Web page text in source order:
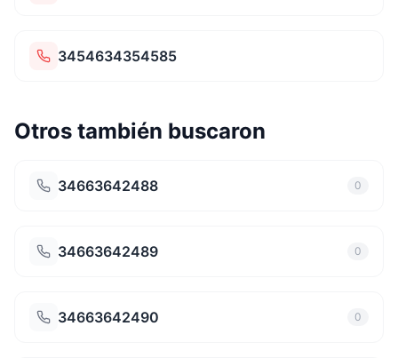
3454634354585
Otros también buscaron
34663642488 0
34663642489 0
34663642490 0